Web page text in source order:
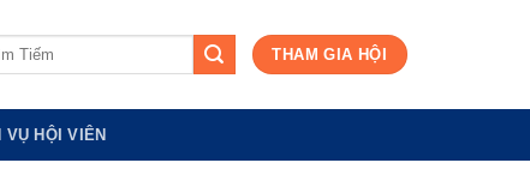
THAM GIA HỘI
VỤ HỘI VIÊN